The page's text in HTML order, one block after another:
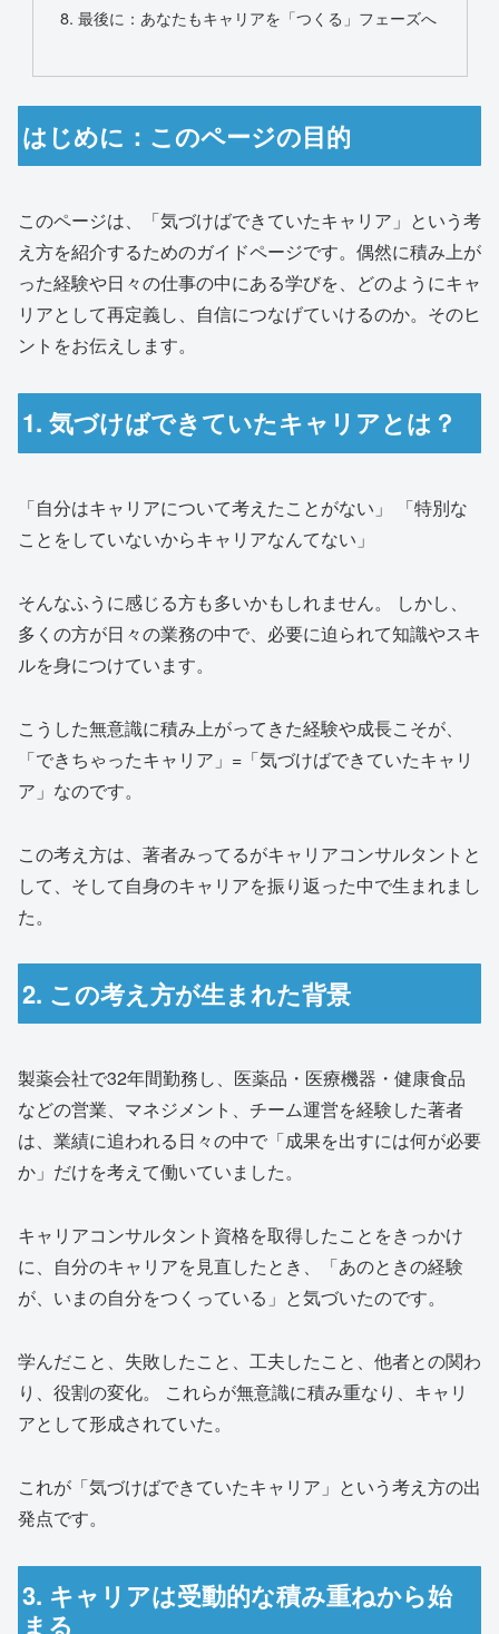
最後に：あなたもキャリアを「つくる」フェーズへ
はじめに：このページの目的
このページは、「気づけばできていたキャリア」という考
え方を紹介するためのガイドページです。偶然に積み上が
った経験や日々の仕事の中にある学びを、どのようにキャ
リアとして再定義し、自信につなげていけるのか。そのヒ
ントをお伝えします。
1. 気づけばできていたキャリアとは？
「自分はキャリアについて考えたことがない」 「特別な
ことをしていないからキャリアなんてない」
そんなふうに感じる方も多いかもしれません。 しかし、
多くの方が日々の業務の中で、必要に迫られて知識やスキ
ルを身につけています。
こうした無意識に積み上がってきた経験や成長こそが、
「できちゃったキャリア」=「気づけばできていたキャリ
ア」なのです。
この考え方は、著者みってるがキャリアコンサルタントと
して、そして自身のキャリアを振り返った中で生まれまし
た。
2. この考え方が生まれた背景
製薬会社で32年間勤務し、医薬品・医療機器・健康食品
などの営業、マネジメント、チーム運営を経験した著者
は、業績に追われる日々の中で「成果を出すには何が必要
か」だけを考えて働いていました。
キャリアコンサルタント資格を取得したことをきっかけ
に、自分のキャリアを見直したとき、「あのときの経験
が、いまの自分をつくっている」と気づいたのです。
学んだこと、失敗したこと、工夫したこと、他者との関わ
り、役割の変化。 これらが無意識に積み重なり、キャリ
アとして形成されていた。
これが「気づけばできていたキャリア」という考え方の出
発点です。
3. キャリアは受動的な積み重ねから始
まる